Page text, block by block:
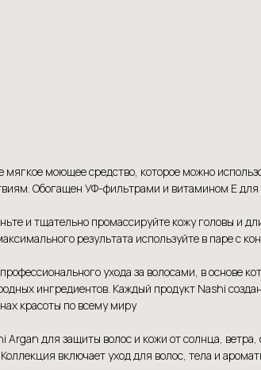
моющее средство, которое можно
Обогащен УФ-фильтрами и витамином Е
и тщательно промассируйте кожу головы и
результата используйте в паре с
ухода за волосами, в основе
ингредиентов. Каждый продукт Nashi
красоты по всему миру
Argan для защиты волос и кожи от солнца,
включает уход для волос, тела и